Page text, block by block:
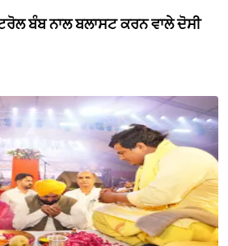
ਬੰਬ ਨਾਲ ਬਲਾਸਟ ਕਰਨ ਵਾਲੇ ਦੋਸੀ